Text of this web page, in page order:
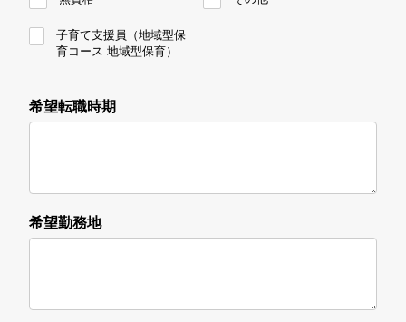
子育て支援員（地域型保
育コース 地域型保育）
希望転職時期
希望勤務地